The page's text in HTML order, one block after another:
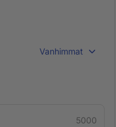
Vanhimmat
5000